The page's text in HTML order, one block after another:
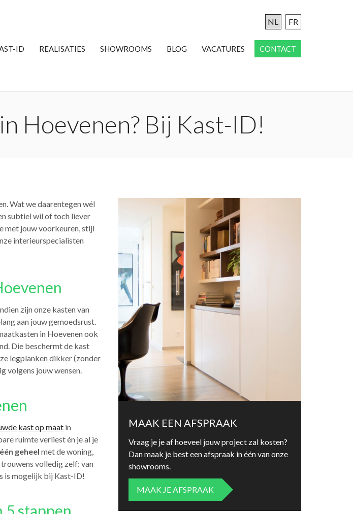
ID REALISATIES SHOWROOMS BLOG VACATURES CONTACT
NL FR
Hoevenen? Bij Kast-ID!
Wat we daarentegen wél
subtiel wil of toch liever
met jouw voorkeuren, stijl
interieurspecialisten
zijn onze kasten van
aan jouw gemoedsrust.
in Hoevenen ook
Die beschermt de kast
legplanken dikker (zonder
volgens jouw wensen.
kast op maat in
ruimte verliest én je al je
één geheel met de woning,
volledig zelf: van
is mogelijk bij Kast-ID!
MAAK EEN AFSPRAAK
Vraag je je af hoeveel jouw project zal kosten?
Dan maak je best een afspraak in één van onze
showrooms.
MAAK JE AFSPRAAK